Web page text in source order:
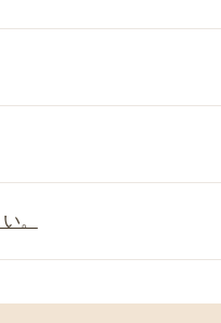
。